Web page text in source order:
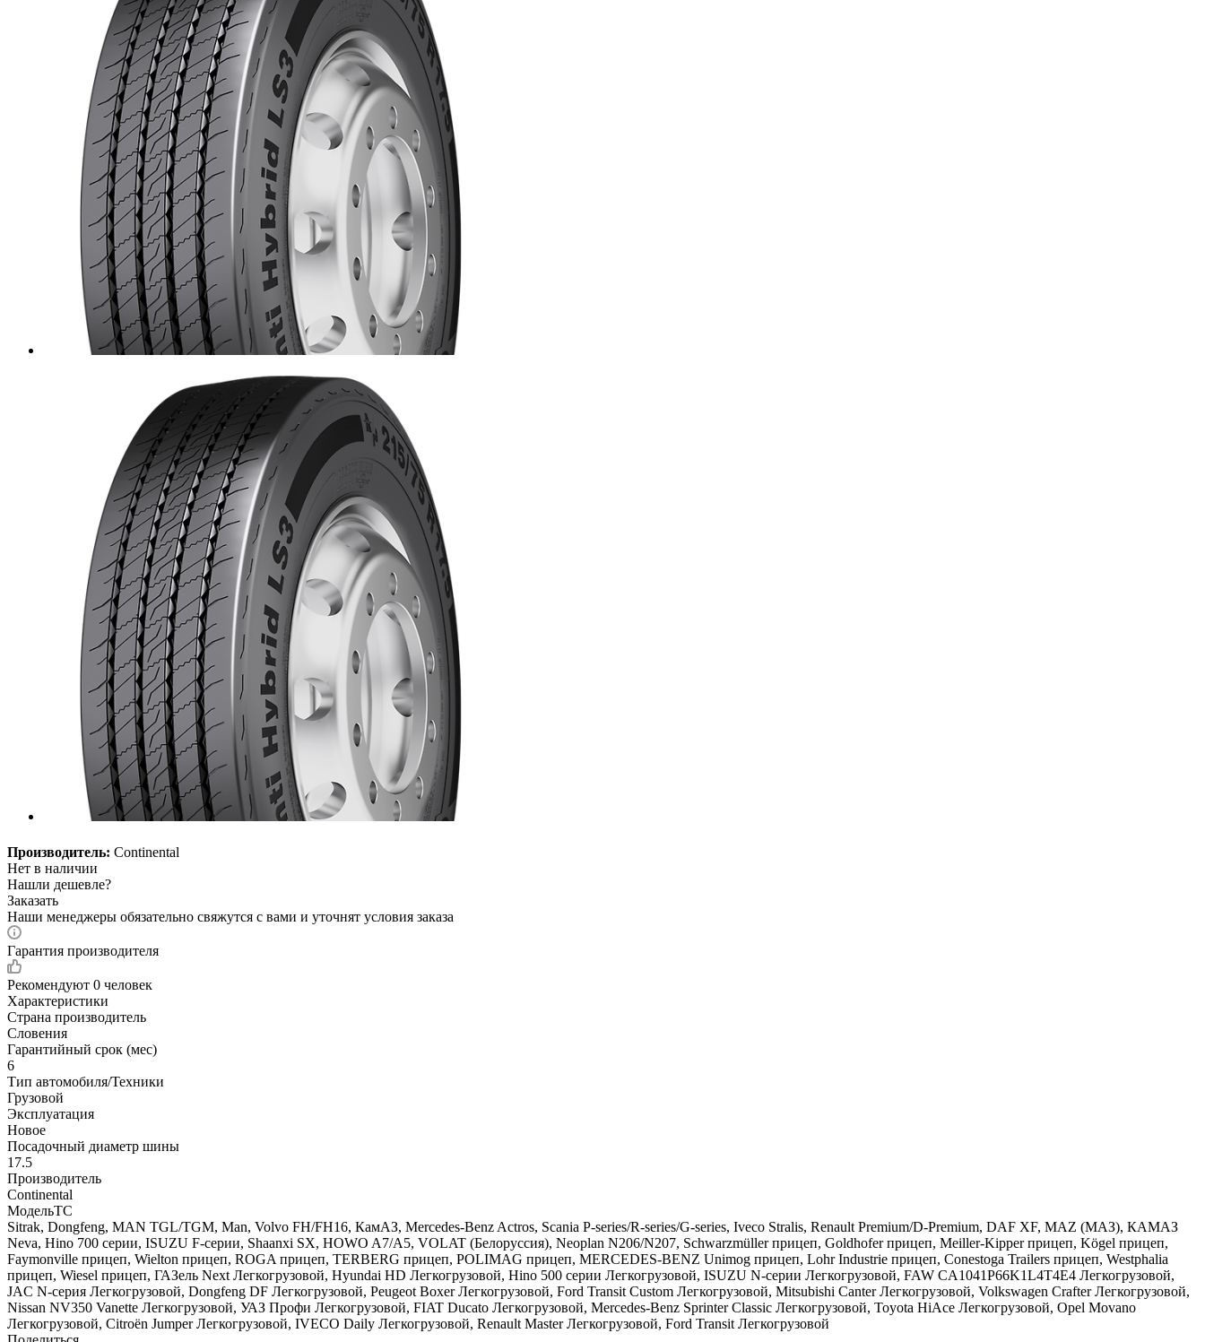
Производитель: Continental
Нет в наличии
Нашли дешевле?
Заказать
Наши менеджеры обязательно свяжутся с вами и уточнят условия заказа
Гарантия производителя
Рекомендуют 0 человек
Характеристики
Страна производитель
Словения
Гарантийный срок (мес)
6
Тип автомобиля/Техники
Грузовой
Эксплуатация
Новое
Посадочный диаметр шины
17.5
Производитель
Continental
МодельТС
Sitrak, Dongfeng, MAN TGL/TGM, Man, Volvo FH/FH16, КамАЗ, Mercedes-Benz Actros, Scania P-series/R-series/G-series, Iveco Stralis, Renault Premium/D-Premium, DAF XF, MAZ (МАЗ), КАМАЗ
Neva, Hino 700 серии, ISUZU F-серии, Shaanxi SX, HOWO A7/A5, VOLAT (Белоруссия), Neoplan N206/N207, Schwarzmüller прицеп, Goldhofer прицеп, Meiller-Kipper прицеп, Kögel прицеп,
Faymonville прицеп, Wielton прицеп, ROGA прицеп, TERBERG прицеп, POLIMAG прицеп, MERCEDES-BENZ Unimog прицеп, Lohr Industrie прицеп, Conestoga Trailers прицеп, Westphalia
прицеп, Wiesel прицеп, ГАЗель Next Легкогрузовой, Hyundai HD Легкогрузовой, Hino 500 серии Легкогрузовой, ISUZU N-серии Легкогрузовой, FAW CA1041P66K1L4T4E4 Легкогрузовой,
JAC N-серия Легкогрузовой, Dongfeng DF Легкогрузовой, Peugeot Boxer Легкогрузовой, Ford Transit Custom Легкогрузовой, Mitsubishi Canter Легкогрузовой, Volkswagen Crafter Легкогрузовой,
Nissan NV350 Vanette Легкогрузовой, УАЗ Профи Легкогрузовой, FIAT Ducato Легкогрузовой, Mercedes-Benz Sprinter Classic Легкогрузовой, Toyota HiAce Легкогрузовой, Opel Movano
Легкогрузовой, Citroën Jumper Легкогрузовой, IVECO Daily Легкогрузовой, Renault Master Легкогрузовой, Ford Transit Легкогрузовой